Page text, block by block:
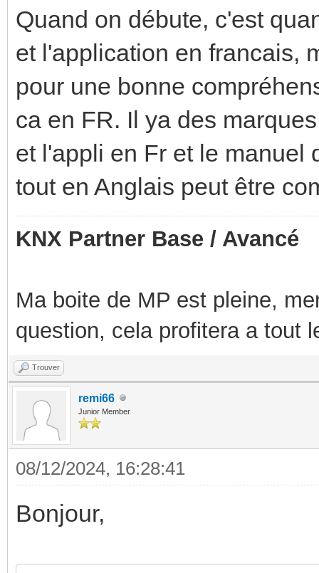
Quand on débute, c'est
et l'application en francais,
pour une bonne
ca en FR. Il ya des
et l'appli en Fr et le manuel
tout en Anglais peut être
KNX Partner Base / Avancé
Ma boite de MP est pleine,
question, cela profitera a tout
Trouver
remi66
Junior Member
08/12/2024, 16:28:41
Bonjour,